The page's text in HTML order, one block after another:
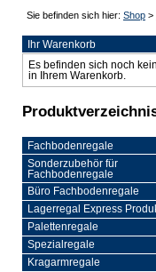
Sie befinden sich hier: Shop >
Ihr Warenkorb
Es befinden sich noch
in Ihrem Warenkorb.
Fachbodenregale
Sonderzubehör für
Fachbodenregale
Büro Fachbodenregale
Lagerregal Express
Palettenregale
Spezialregale
Kragarmregale